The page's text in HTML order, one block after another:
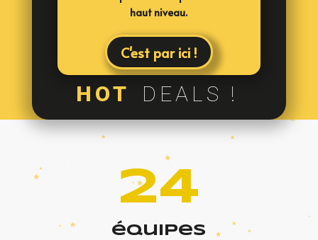
haut niveau.
C'est par ici !
HOT DEALS !
24
équipes